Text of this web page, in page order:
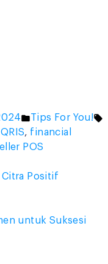
Posted
in
Tips For You!
, financial
POS
Citra Positif
untuk Suksesi